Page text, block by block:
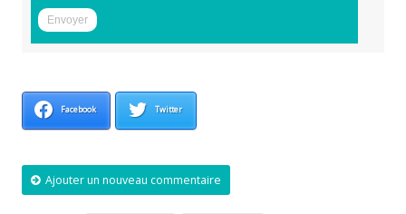
Facebook Twitter
Ajouter un nouveau commentaire